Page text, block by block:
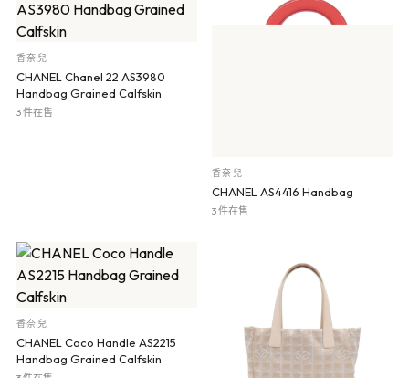
香奈兒
CHANEL Chanel 22 AS3980
Handbag Grained Calfskin
3 件在售
香奈兒
CHANEL AS4416 Handbag
3 件在售
香奈兒
CHANEL Coco Handle AS2215
Handbag Grained Calfskin